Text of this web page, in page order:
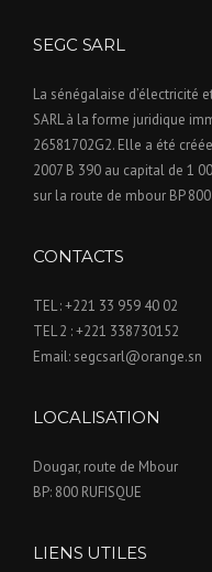
SEGC SARL
La sénégalaise d’électricité
SARL à la forme juridique
26581702G2. Elle a été
2007 B 390 au capital de 1
sur la route de mbour BP
CONTACTS
TEL : +221 33 959 40 02
TEL 2 : +221 338730152
Email: segcsarl@orange.sn
LOCALISATION
Dougar, route de Mbour
BP: 800 RUFISQUE
LIENS UTILES